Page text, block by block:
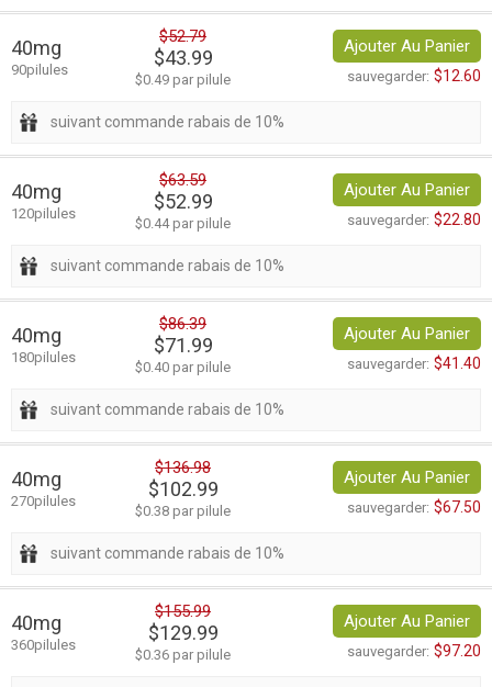
40mg
90pilules
$52.79
$43.99
$0.49 par pilule
Ajouter Au Panier
sauvegarder: $12.60
suivant commande rabais de 10%
40mg
120pilules
$63.59
$52.99
$0.44 par pilule
Ajouter Au Panier
sauvegarder: $22.80
suivant commande rabais de 10%
40mg
180pilules
$86.39
$71.99
$0.40 par pilule
Ajouter Au Panier
sauvegarder: $41.40
suivant commande rabais de 10%
40mg
270pilules
$136.98
$102.99
$0.38 par pilule
Ajouter Au Panier
sauvegarder: $67.50
suivant commande rabais de 10%
40mg
360pilules
$155.99
$129.99
$0.36 par pilule
Ajouter Au Panier
sauvegarder: $97.20